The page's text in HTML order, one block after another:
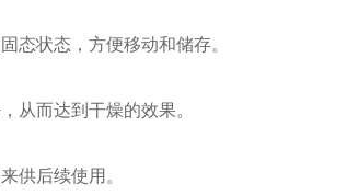
状态，方便移动和储存。
而达到干燥的效果。
供后续使用。